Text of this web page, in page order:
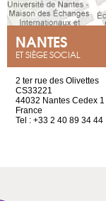
NANTES
ET SIÈGE SOCIAL
2 ter rue des Olivettes
CS33221
44032 Nantes Cedex 1
France
Tel : +33 2 40 89 34 44